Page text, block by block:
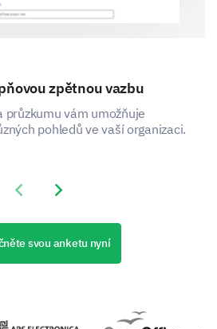
zpětnou vazbu
průzkumu vám umožňuje
pohledů ve vaší organizaci.
Previous slide
Next slide
svou anketu nyní